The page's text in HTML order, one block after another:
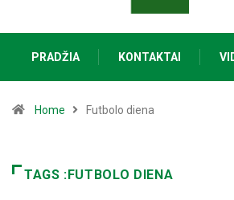
PRADŽIA KONTAKTAI
Home Futbolo diena
TAGS :FUTBOLO DIENA